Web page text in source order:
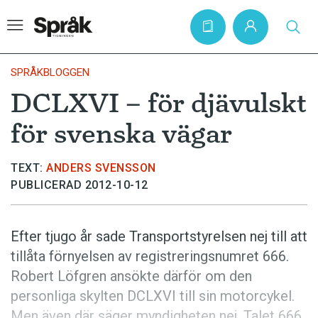
Hem
Artiklar
Krönikor
Språkfrågor
Bokrecensioner
Kviss
Podden
SPRÅKBLOGGEN
DCLXVI – för djävulskt
för svenska vägar
TEXT: ANDERS SVENSSON
PUBLICERAD 2012-10-12
Efter tjugo år sade Transportstyrelsen nej till att
tillåta förnyelsen av registreringsnumret 666.
Robert Löfgren ansökte därför om den
personliga skylten DCLXVI till sin motorcykel.